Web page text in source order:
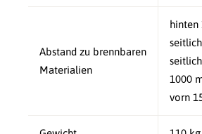
Abstand zu brennbaren
Materialien
hinten
1000
vorn